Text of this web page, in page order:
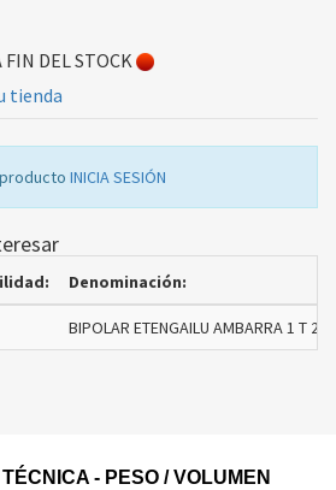
FIN DEL STOCK
tienda
INICIA SESIÓN
Denominación:
BIPOLAR ETENGAILU AMBARRA 1 T
- PESO / VOLUMEN